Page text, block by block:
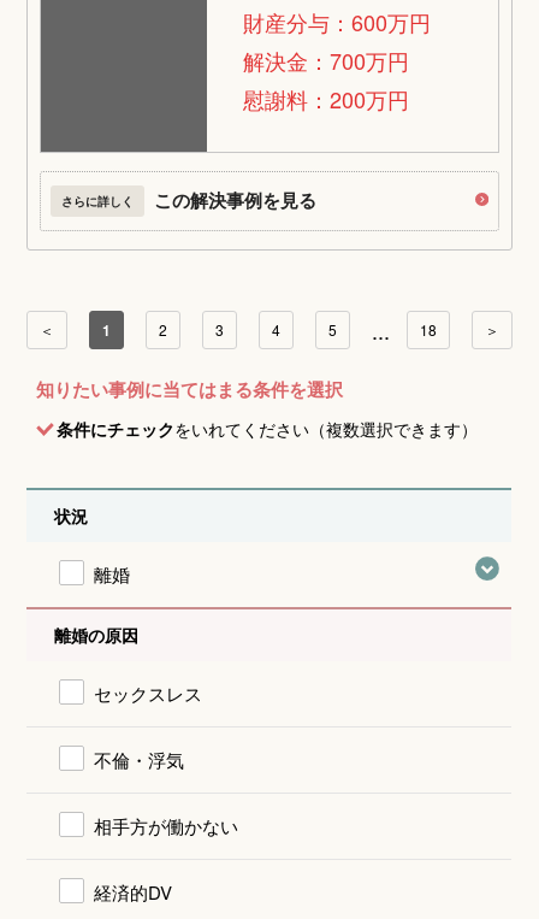
財産分与：600万円
解決金：700万円
慰謝料：200万円
さらに詳しく この解決事例を見る
＜ 1 2 3 4 5 ... 18 ＞
知りたい事例に当てはまる条件を選択
条件にチェックをいれてください（複数選択できます）
状況
離婚
離婚の原因
セックスレス
不倫・浮気
相手方が働かない
経済的DV